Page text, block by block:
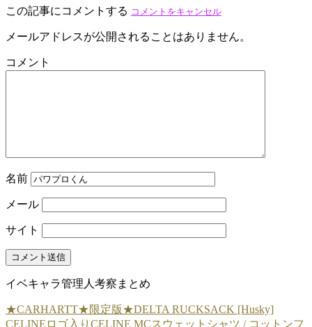
この記事にコメントする コメントをキャンセル
メールアドレスが公開されることはありません。
コメント
名前
メール
サイト
イベキャラ管理人考察まとめ
★CARHARTT★限定版★DELTA RUCKSACK [Husky]
CELINEロゴ入りCELINE MCスウェットシャツ / コットンフ